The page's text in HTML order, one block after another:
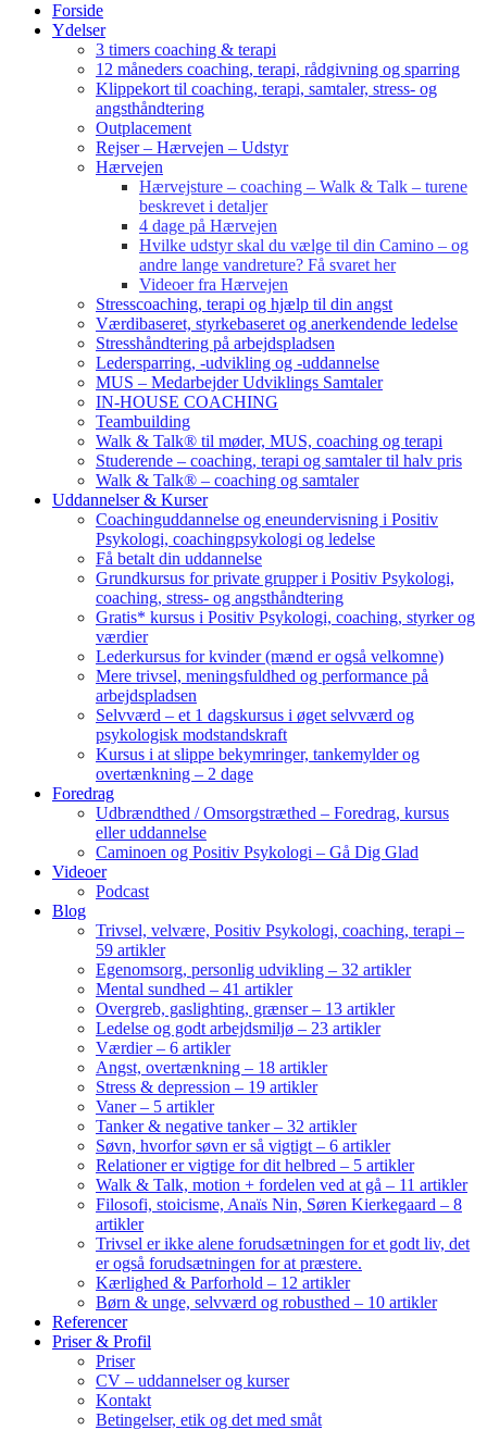
Forside
Ydelser
3 timers coaching & terapi
12 måneders coaching, terapi, rådgivning og sparring
Klippekort til coaching, terapi, samtaler, stress- og
angsthåndtering
Outplacement
Rejser – Hærvejen – Udstyr
Hærvejen
Hærvejsture – coaching – Walk & Talk – turene
beskrevet i detaljer
4 dage på Hærvejen
Hvilke udstyr skal du vælge til din Camino – og
andre lange vandreture? Få svaret her
Videoer fra Hærvejen
Stresscoaching, terapi og hjælp til din angst
Værdibaseret, styrkebaseret og anerkendende ledelse
Stresshåndtering på arbejdspladsen
Ledersparring, -udvikling og -uddannelse
MUS – Medarbejder Udviklings Samtaler
IN-HOUSE COACHING
Teambuilding
Walk & Talk® til møder, MUS, coaching og terapi
Studerende – coaching, terapi og samtaler til halv pris
Walk & Talk® – coaching og samtaler
Uddannelser & Kurser
Coachinguddannelse og eneundervisning i Positiv
Psykologi, coachingpsykologi og ledelse
Få betalt din uddannelse
Grundkursus for private grupper i Positiv Psykologi,
coaching, stress- og angsthåndtering
Gratis* kursus i Positiv Psykologi, coaching, styrker og
værdier
Lederkursus for kvinder (mænd er også velkomne)
Mere trivsel, meningsfuldhed og performance på
arbejdspladsen
Selvværd – et 1 dagskursus i øget selvværd og
psykologisk modstandskraft
Kursus i at slippe bekymringer, tankemylder og
overtænkning – 2 dage
Foredrag
Udbrændthed / Omsorgstræthed – Foredrag, kursus
eller uddannelse
Caminoen og Positiv Psykologi – Gå Dig Glad
Videoer
Podcast
Blog
Trivsel, velvære, Positiv Psykologi, coaching, terapi –
59 artikler
Egenomsorg, personlig udvikling – 32 artikler
Mental sundhed – 41 artikler
Overgreb, gaslighting, grænser – 13 artikler
Ledelse og godt arbejdsmiljø – 23 artikler
Værdier – 6 artikler
Angst, overtænkning – 18 artikler
Stress & depression – 19 artikler
Vaner – 5 artikler
Tanker & negative tanker – 32 artikler
Søvn, hvorfor søvn er så vigtigt – 6 artikler
Relationer er vigtige for dit helbred – 5 artikler
Walk & Talk, motion + fordelen ved at gå – 11 artikler
Filosofi, stoicisme, Anaïs Nin, Søren Kierkegaard – 8
artikler
Trivsel er ikke alene forudsætningen for et godt liv, det
er også forudsætningen for at præstere.
Kærlighed & Parforhold – 12 artikler
Børn & unge, selvværd og robusthed – 10 artikler
Referencer
Priser & Profil
Priser
CV – uddannelser og kurser
Kontakt
Betingelser, etik og det med småt